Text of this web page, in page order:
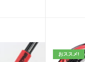
おススメ!